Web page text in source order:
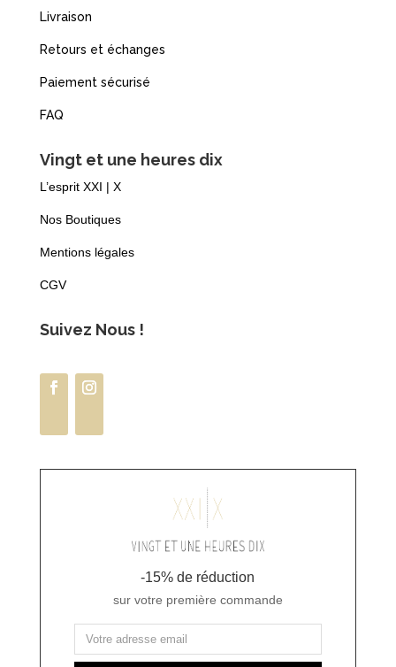
Livraison
Retours et échanges
Paiement sécurisé
FAQ
Vingt et une heures dix
L’esprit XXI | X
Nos Boutiques
Mentions légales
CGV
Suivez Nous !
-15% de réduction
sur votre première commande